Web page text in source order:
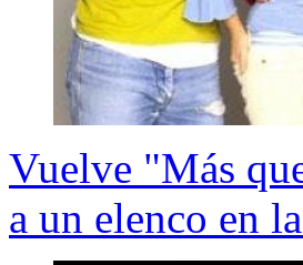
Vuelve "Más
a un elenco en